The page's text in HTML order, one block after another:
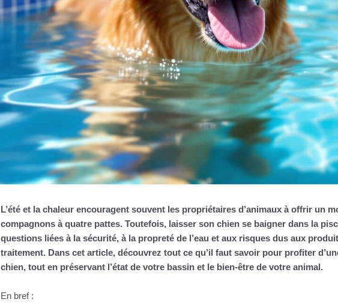
L’été et la chaleur encouragent souvent les propriétaires d’animaux à offrir un
compagnons à quatre pattes. Toutefois, laisser son chien se baigner dans la
questions liées à lasécurité, à la propreté de l’eau et aux risques dus aux
traitement. Dans cet article, découvrez tout ce qu’il faut savoir pour profiter
chien, tout en préservant l’état de votre bassin et le bien-être de votre animal.
En bref :